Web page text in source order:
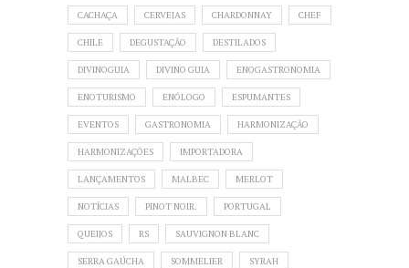
CACHAÇA CERVEJAS CHARDONNAY CHEF
CHILE DEGUSTAÇÃO DESTILADOS
DIVINOGUIA DIVINO GUIA ENOGASTRONOMIA
ENOTURISMO ENÓLOGO ESPUMANTES
EVENTOS GASTRONOMIA HARMONIZAÇÃO
HARMONIZAÇÕES IMPORTADORA
LANÇAMENTOS MALBEC MERLOT
NOTÍCIAS PINOT NOIR. PORTUGAL
QUEIJOS RS SAUVIGNON BLANC
SERRA GAÚCHA SOMMELIER SYRAH